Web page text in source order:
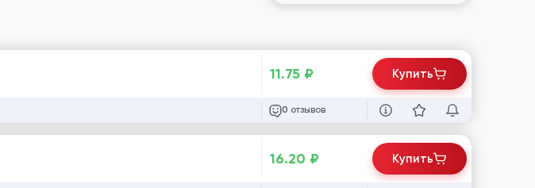
11.75 ₽
0 отзывов
Купить
16.20 ₽ Купить